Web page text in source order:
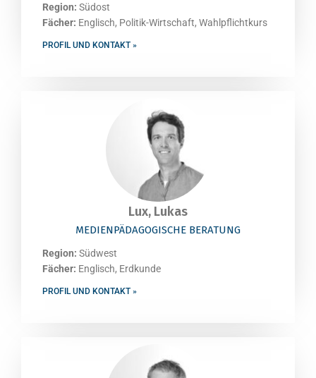
Region: Südost
Fächer: Englisch, Politik-Wirtschaft, Wahlpflichtkurs
PROFIL UND KONTAKT »
Lux, Lukas
MEDIENPÄDAGOGISCHE BERATUNG
Region: Südwest
Fächer: Englisch, Erdkunde
PROFIL UND KONTAKT »